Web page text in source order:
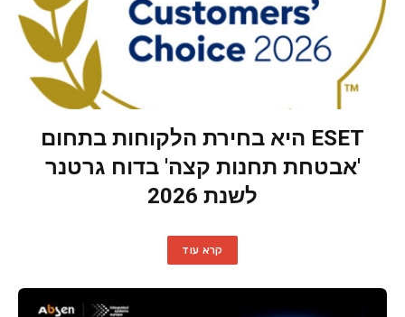
ESET היא בחירת הלקוחות בתחום
'אבטחת תחנות קצה' בדוח גרטנר
לשנת 2026
קרא עוד